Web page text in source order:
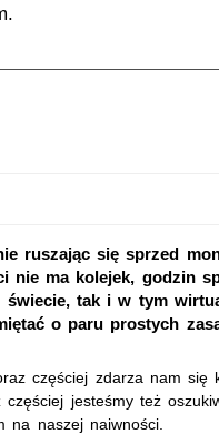
ruszając się sprzed
ma kolejek, godzin
tak i w tym
o paru prostych
częściej zdarza nam się
jesteśmy też
na naszej naiwności.